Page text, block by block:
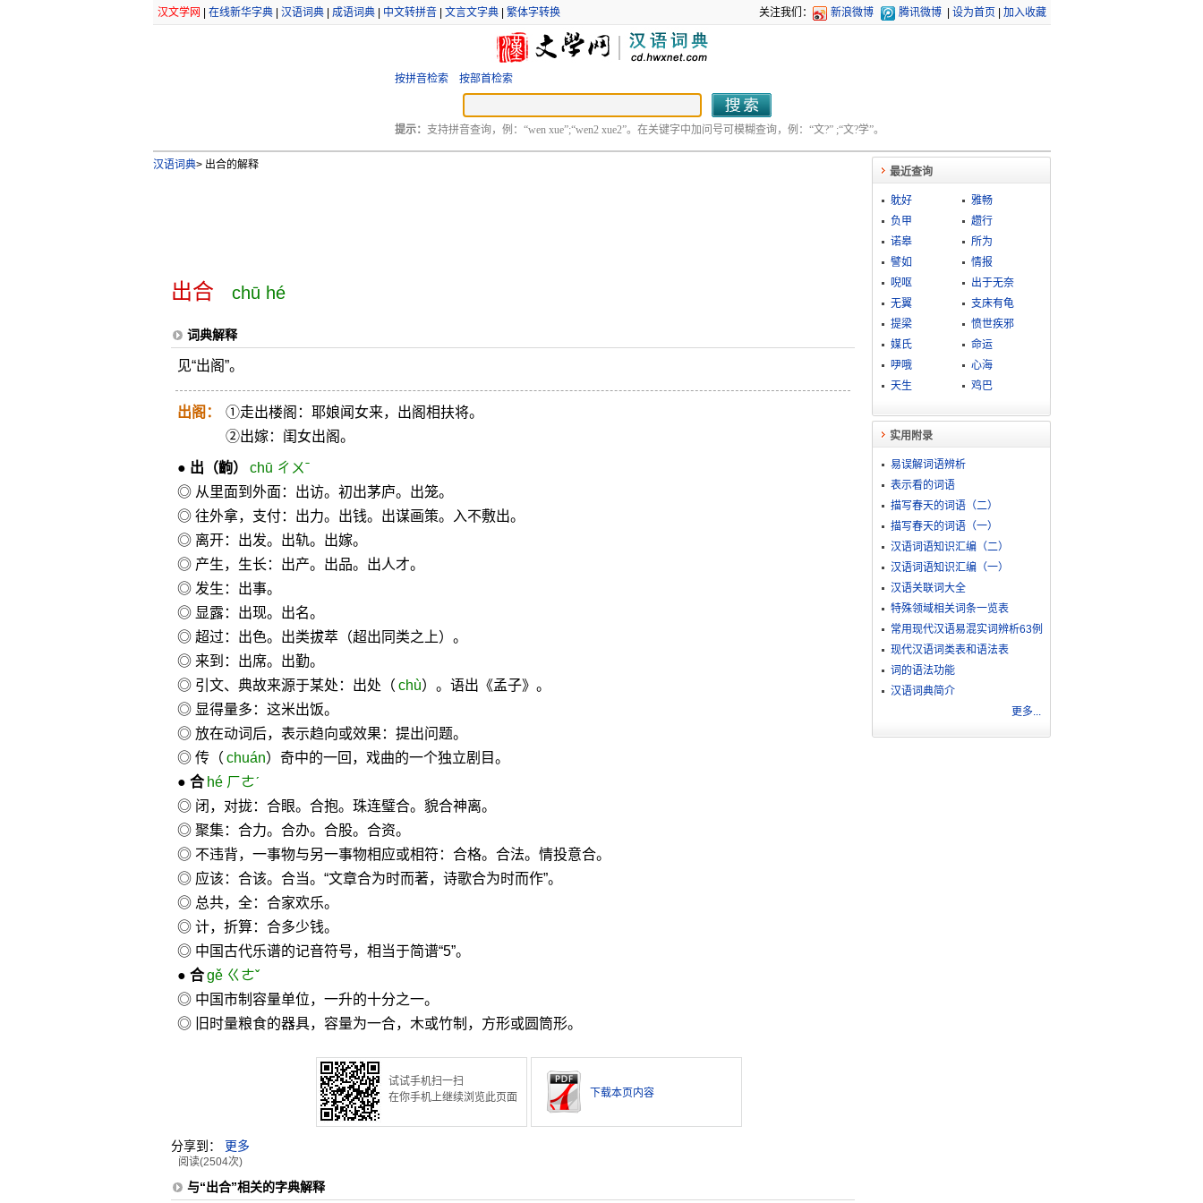
汉文学网 在线新华字典| 汉语词典| 成语词典| 中文转拼音| 文言文字典| 繁体字转换 关注我们： 新浪微博 腾讯微博 设为首页 加入收藏
按拼音检索 按部首检索
提示： 支持拼音查询，例：“wen xue”;“wen2 xue2”。在关键字中加问号可模糊查询，例：“文?” ;“文?学”。
汉语词典>出合的解释
出合 chū hé
词典解释
见“出阁”。
出阁：
①走出楼阁：耶娘闻女来，出阁相扶将。
②出嫁：闺女出阁。
● 出 （齣）
chū ㄔㄨˉ
◎ 从里面到外面：出访。初出茅庐。出笼。
◎ 往外拿，支付：出力。出钱。出谋画策。入不敷出。
◎ 离开：出发。出轨。出嫁。
◎ 产生，生长：出产。出品。出人才。
◎ 发生：出事。
◎ 显露：出现。出名。
◎ 超过：出色。出类拔萃（超出同类之上）。
◎ 来到：出席。出勤。
◎ 引文、典故来源于某处：出处（ chù）。语出《孟子》。
◎ 显得量多：这米出饭。
◎ 放在动词后，表示趋向或效果：提出问题。
◎ 传（ chuán）奇中的一回，戏曲的一个独立剧目。
● 合 hé ㄏㄜˊ
◎ 闭，对拢：合眼。合抱。珠连璧合。貌合神离。
◎ 聚集：合力。合办。合股。合资。
◎ 不违背，一事物与另一事物相应或相符：合格。合法。情投意合。
◎ 应该：合该。合当。“文章合为时而著，诗歌合为时而作”。
◎ 总共，全：合家欢乐。
◎ 计，折算：合多少钱。
◎ 中国古代乐谱的记音符号，相当于简谱“5”。
● 合 gě ㄍㄜˇ
◎ 中国市制容量单位，一升的十分之一。
◎ 旧时量粮食的器具，容量为一合，木或竹制，方形或圆筒形。
试试手机扫一扫
在你手机上继续浏览此页面
下载本页内容
分享到： 更多
阅读(2504次)
与“出合”相关的字典解释
最近查询
躭好
雅畅
负甲
趱行
诺皋
所为
譬如
情报
唲呕
出于无奈
无翼
支床有龟
提梁
愤世疾邪
媒氏
命运
吚哦
心海
天生
鸡巴
实用附录
易误解词语辨析
表示看的词语
描写春天的词语（二）
描写春天的词语（一）
汉语词语知识汇编（二）
汉语词语知识汇编（一）
汉语关联词大全
特殊领域相关词条一览表
常用现代汉语易混实词辨析63例
现代汉语词类表和语法表
词的语法功能
汉语词典简介
更多...